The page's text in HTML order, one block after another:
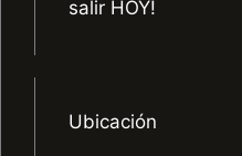
salir HOY!
Ubicación